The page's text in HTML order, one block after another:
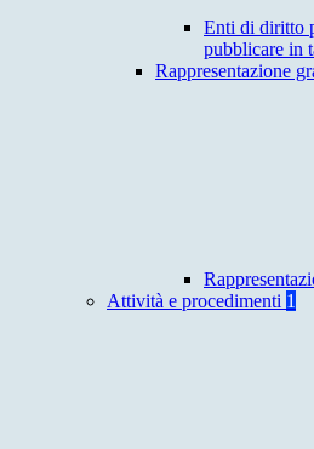
Enti di diritto
pubblicare in
Rappresentazione
Attività e procedimenti 1